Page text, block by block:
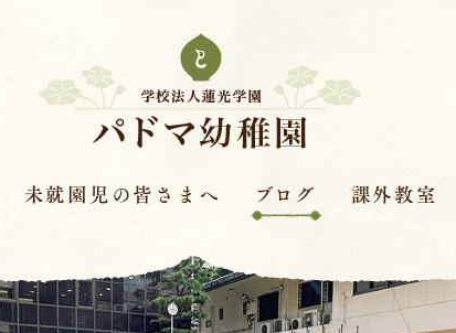
未就園児の皆さまへ
次年度園児募集要項
保護者さまの声
ブログ
はすの実ダイアリー
赤色赤光
課外教室
キンダースクール